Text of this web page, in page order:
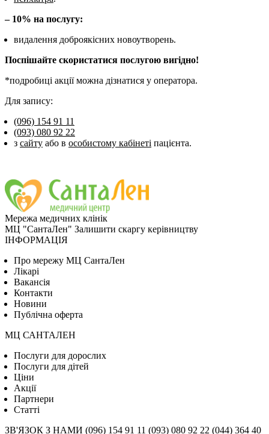
– 10% на послугу:
видалення доброякісних новоутворень.
Поспішайте скористатися послугою вигідно!
*подробиці акції можна дізнатися у оператора.
Для запису:
(096) 154 91 11
(093) 080 92 22
з сайту або в особистому кабінеті пацієнта.
Мережа медичних клінік
МЦ "СантаЛен" Залишити скаргу керівництву
ІНФОРМАЦІЯ
Про мережу МЦ СантаЛен
Лікарі
Вакансія
Контакти
Новини
Публічна оферта
МЦ САНТАЛЕН
Послуги для дорослих
Послуги для дітей
Цiни
Акції
Партнери
Статті
ЗВ'ЯЗОК З НАМИ (096) 154 91 11 (093) 080 92 22 (044) 364 40